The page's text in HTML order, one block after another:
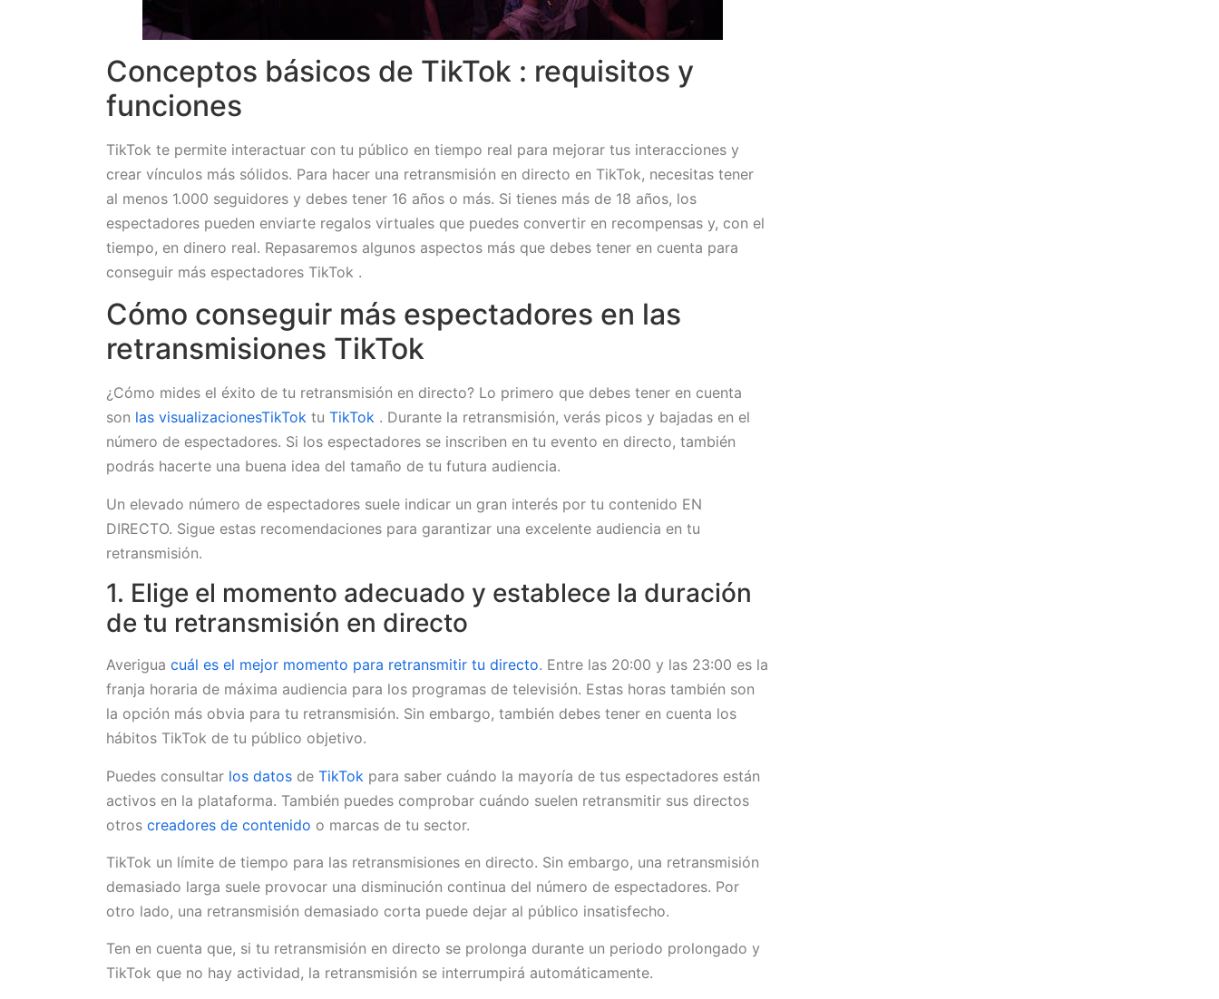
Conceptos básicos de TikTok : requisitos y
funciones
TikTok te permite interactuar con tu público en tiempo real para mejorar tus interacciones y
crear vínculos más sólidos. Para hacer una retransmisión en directo en TikTok, necesitas tener
al menos 1.000 seguidores y debes tener 16 años o más. Si tienes más de 18 años, los
espectadores pueden enviarte regalos virtuales que puedes convertir en recompensas y, con el
tiempo, en dinero real. Repasaremos algunos aspectos más que debes tener en cuenta para
conseguir más espectadores TikTok .
Cómo conseguir más espectadores en las
retransmisiones TikTok
¿Cómo mides el éxito de tu retransmisión en directo? Lo primero que debes tener en cuenta
son las visualizacionesTikTok tu TikTok . Durante la retransmisión, verás picos y bajadas en el
número de espectadores. Si los espectadores se inscriben en tu evento en directo, también
podrás hacerte una buena idea del tamaño de tu futura audiencia.
Un elevado número de espectadores suele indicar un gran interés por tu contenido EN
DIRECTO. Sigue estas recomendaciones para garantizar una excelente audiencia en tu
retransmisión.
1. Elige el momento adecuado y establece la duración
de tu retransmisión en directo
Averigua cuál es el mejor momento para retransmitir tu directo. Entre las 20:00 y las 23:00 es la
franja horaria de máxima audiencia para los programas de televisión. Estas horas también son
la opción más obvia para tu retransmisión. Sin embargo, también debes tener en cuenta los
hábitos TikTok de tu público objetivo.
Puedes consultar los datos de TikTok para saber cuándo la mayoría de tus espectadores están
activos en la plataforma. También puedes comprobar cuándo suelen retransmitir sus directos
otros creadores de contenido o marcas de tu sector.
TikTok un límite de tiempo para las retransmisiones en directo. Sin embargo, una retransmisión
demasiado larga suele provocar una disminución continua del número de espectadores. Por
otro lado, una retransmisión demasiado corta puede dejar al público insatisfecho.
Ten en cuenta que, si tu retransmisión en directo se prolonga durante un periodo prolongado y
TikTok que no hay actividad, la retransmisión se interrumpirá automáticamente.